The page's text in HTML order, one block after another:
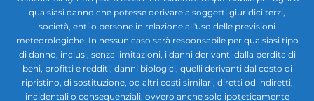
qualsiasi danno che potesse derivare a soggetti giuridici terzi,
società, enti o persone in relazione all'uso delle previsioni
meteorologiche. In nessun caso sarà responsabile per qualsiasi tipo
di danno, inclusi, senza limitazioni, i danni derivanti dalla perdita di
beni, profitti e redditi, danni biologici, quelli derivanti dal costo di
ripristino, di sostituzione, od altri costi similari, diretti od indiretti,
incidentali o consequenziali, ovvero anche solo ipoteticamente